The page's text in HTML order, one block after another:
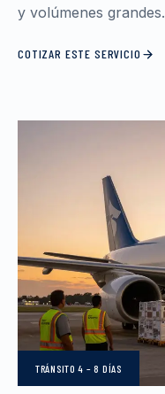
y volúmenes grandes.
COTIZAR ESTE SERVICIO
TRÁNSITO4 – 8 DÍAS